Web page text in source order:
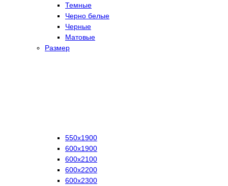
Темные
Черно белые
Черные
Матовые
Размер
550х1900
600х1900
600х2100
600х2200
600х2300